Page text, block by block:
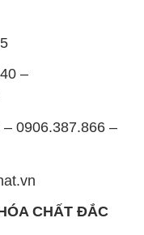
–
0906.387.866 –
CHẤT ĐẮC